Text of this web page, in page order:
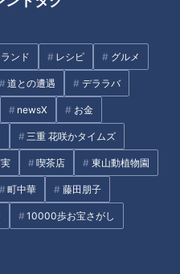
ンド レシピ グルメ
道との遭遇 デララバ
newsX お金
三重 花咲かタイムズ
喫茶店 東山動植物園
町中華 藤田朋子
10000歩お宝さがし
「太田×石井のデララバトーク
日(水) 午前10時より開始～
激安！工場直売所セールSP【太
田×石井のデララバ】